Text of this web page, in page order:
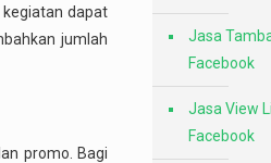
dapat
jumlah
promo. Bagi
Jasa
Facebook
Jasa View
Facebook